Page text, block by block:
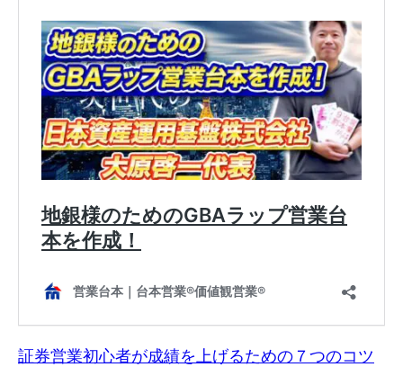
証券営業初心者が成績を上げるための７つのコツ